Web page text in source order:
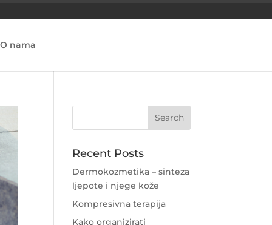
O nama
Recent Posts
Dermokozmetika – sinteza
ljepote i njege kože
Kompresivna terapija
Kako organizirati